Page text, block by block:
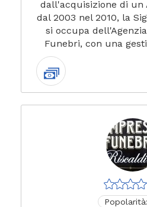
dall'acquisizione di un
dal 2003 nel 2010, la
si occupa
Funebri, con una
Popolarità: